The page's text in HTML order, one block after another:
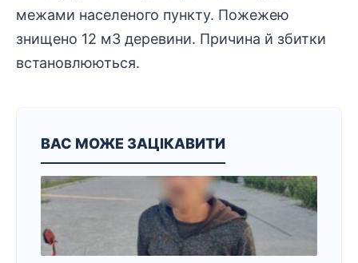
межами населеного пункту. Пожежею
знищено 12 м3 деревини. Причина й збитки
встановлюються.
ВАС МОЖЕ ЗАЦІКАВИТИ